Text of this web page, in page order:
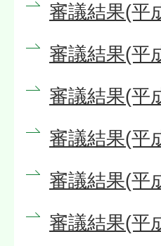
審議結果(平
審議結果(平
審議結果(平
審議結果(平
審議結果(平
審議結果(平